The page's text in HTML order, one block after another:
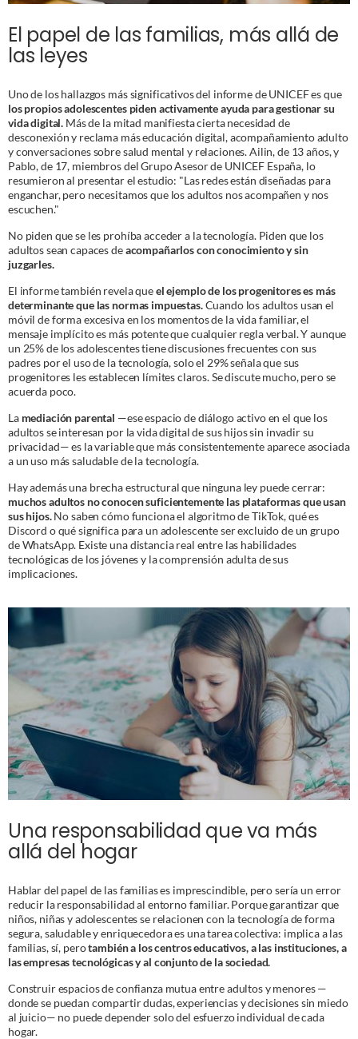
El papel de las familias, más allá de
las leyes
Uno de los hallazgos más significativos del informe de UNICEF es que
los propios adolescentes piden activamente ayuda para gestionar su
vida digital. Más de la mitad manifiesta cierta necesidad de
desconexión y reclama más educación digital, acompañamiento adulto
y conversaciones sobre salud mental y relaciones. Ailin, de 13 años, y
Pablo, de 17, miembros del Grupo Asesor de UNICEF España, lo
resumieron al presentar el estudio: "Las redes están diseñadas para
enganchar, pero necesitamos que los adultos nos acompañen y nos
escuchen."
No piden que se les prohíba acceder a la tecnología. Piden que los
adultos sean capaces deacompañarlos con conocimiento y sin
juzgarles.
El informe también revela queel ejemplo de los progenitores es más
determinante que las normas impuestas.Cuando los adultos usan el
móvil de forma excesiva en los momentos de la vida familiar, el
mensaje implícito es más potente que cualquier regla verbal. Y aunque
un 25% de los adolescentes tiene discusiones frecuentes con sus
padres por el uso de la tecnología, solo el 29% señala que sus
progenitores les establecen límites claros. Se discute mucho, pero se
acuerda poco.
La mediación parental —ese espacio de diálogo activo en el que los
adultos se interesan por la vida digital de sus hijos sin invadir su
privacidad— es la variable que más consistentemente aparece asociada
a un uso más saludable de la tecnología.
Hay además una brecha estructural que ninguna ley puede cerrar:
muchos adultos no conocen suficientemente las plataformas que usan
sus hijos.No saben cómo funciona el algoritmo de TikTok, qué es
Discord o qué significa para un adolescente ser excluido de un grupo
de WhatsApp. Existe una distancia real entre las habilidades
tecnológicas de los jóvenes y la comprensión adulta de sus
implicaciones.
Una responsabilidad que va más
allá del hogar
Hablar del papel de las familias es imprescindible, pero sería un error
reducir la responsabilidad al entorno familiar. Porque garantizar que
niños, niñas y adolescentes se relacionen con la tecnología de forma
segura, saludable y enriquecedora es una tarea colectiva: implica a las
familias, sí, perotambién a los centros educativos, a las instituciones, a
las empresas tecnológicas y al conjunto de la sociedad.
Construir espacios de confianza mutua entre adultos y menores —
donde se puedan compartir dudas, experiencias y decisiones sin miedo
al juicio— no puede depender solo del esfuerzo individual de cada
hogar.